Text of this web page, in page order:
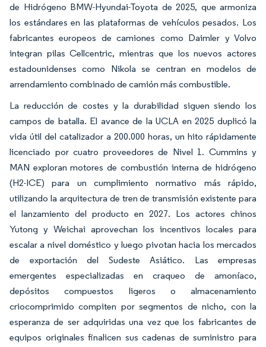
de Hidrógeno BMW-Hyundai-Toyota de 2025, que armoniza
los estándares en las plataformas de vehículos pesados. Los
fabricantes europeos de camiones como Daimler y Volvo
integran pilas Cellcentric, mientras que los nuevos actores
estadounidenses como Nikola se centran en modelos de
arrendamiento combinado de camión más combustible.
La reducción de costes y la durabilidad siguen siendo los
campos de batalla. El avance de la UCLA en 2025 duplicó la
vida útil del catalizador a 200.000 horas, un hito rápidamente
licenciado por cuatro proveedores de Nivel 1. Cummins y
MAN exploran motores de combustión interna de hidrógeno
(H2-ICE) para un cumplimiento normativo más rápido,
utilizando la arquitectura de tren de transmisión existente para
el lanzamiento del producto en 2027. Los actores chinos
Yutong y Weichai aprovechan los incentivos locales para
escalar a nivel doméstico y luego pivotan hacia los mercados
de exportación del Sudeste Asiático. Las empresas
emergentes especializadas en craqueo de amoníaco,
depósitos compuestos ligeros o almacenamiento
criocomprimido compiten por segmentos de nicho, con la
esperanza de ser adquiridas una vez que los fabricantes de
equipos originales finalicen sus cadenas de suministro para